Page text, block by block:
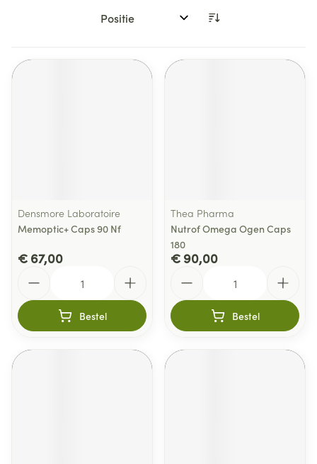
Sorteer op:
Densmore Laboratoire
Memoptic+ Caps 90 Nf
€ 67,00
Bestel
Thea Pharma
Nutrof Omega Ogen Caps
180
€ 90,00
Bestel